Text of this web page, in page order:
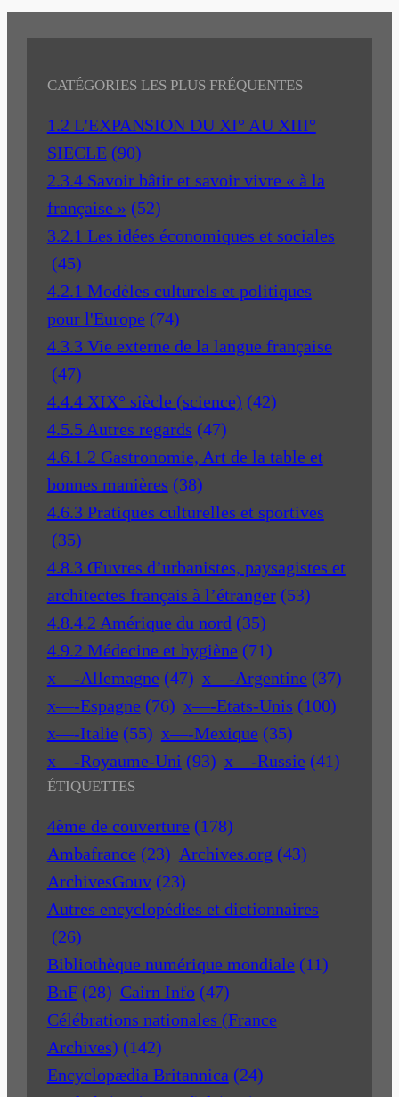
CATÉGORIES LES PLUS FRÉQUENTES
1.2 L'EXPANSION DU XI° AU XIII°
SIECLE (90)
2.3.4 Savoir bâtir et savoir vivre « à la
française » (52)
3.2.1 Les idées économiques et sociales
(45)
4.2.1 Modèles culturels et politiques
pour l'Europe (74)
4.3.3 Vie externe de la langue française
(47)
4.4.4 XIX° siècle (science) (42)
4.5.5 Autres regards (47)
4.6.1.2 Gastronomie, Art de la table et
bonnes manières (38)
4.6.3 Pratiques culturelles et sportives
(35)
4.8.3 Œuvres d’urbanistes, paysagistes et
architectes français à l’étranger (53)
4.8.4.2 Amérique du nord (35)
4.9.2 Médecine et hygiène (71)
x—-Allemagne (47) x—-Argentine (37)
x—-Espagne (76) x—-Etats-Unis (100)
x—-Italie (55) x—-Mexique (35)
x—-Royaume-Uni (93) x—-Russie (41)
ÉTIQUETTES
4ème de couverture (178)
Ambafrance (23) Archives.org (43)
ArchivesGouv (23)
Autres encyclopédies et dictionnaires
(26)
Bibliothèque numérique mondiale (11)
BnF (28) Cairn Info (47)
Célébrations nationales (France
Archives) (142)
Encyclopædia Britannica (24)